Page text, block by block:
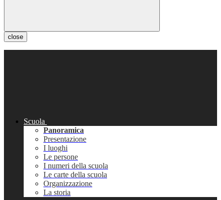
close
Scuola
Panoramica
Presentazione
I luoghi
Le persone
I numeri della scuola
Le carte della scuola
Organizzazione
La storia